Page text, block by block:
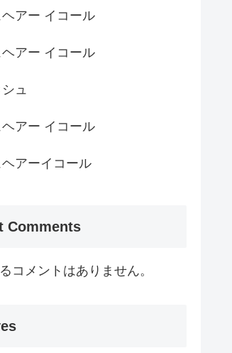
アー イコール
アー イコール
ュ
アー イコール
アーイコール
Comments
コメントはありません。